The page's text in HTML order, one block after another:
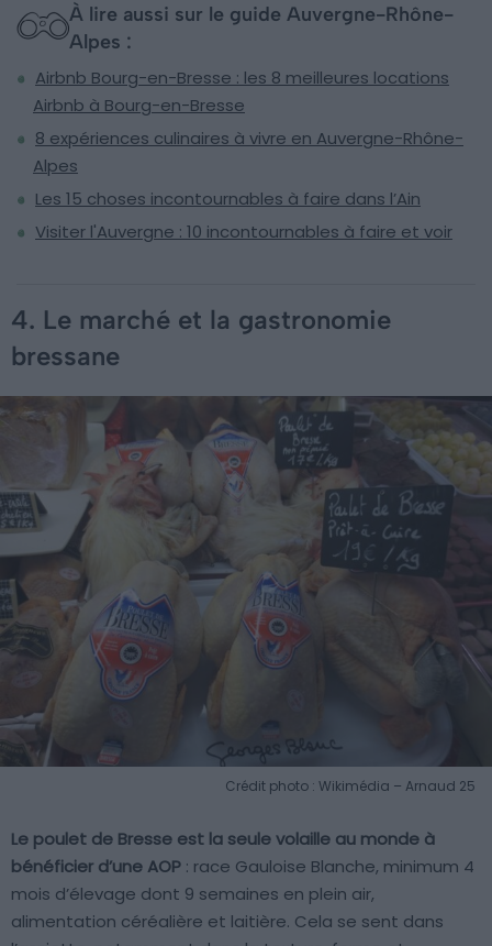
À lire aussi sur le guide Auvergne-Rhône-
Alpes :
Airbnb Bourg-en-Bresse : les 8 meilleures locations
Airbnb à Bourg-en-Bresse
8 expériences culinaires à vivre en Auvergne-Rhône-
Alpes
Les 15 choses incontournables à faire dans l’Ain
Visiter l'Auvergne : 10 incontournables à faire et voir
4. Le marché et la gastronomie
bressane
Crédit photo : Wikimédia – Arnaud 25
Le poulet de Bresse est la seule volaille au monde à
bénéficier d’une AOP : race Gauloise Blanche, minimum 4
mois d’élevage dont 9 semaines en plein air,
alimentation céréalière et laitière. Cela se sent dans